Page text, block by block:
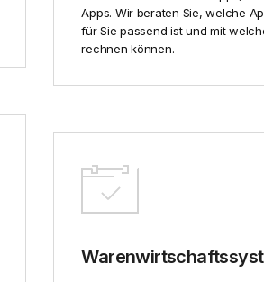
Apps. Wir beraten Sie, welche
für Sie passend ist und mit
rechnen können.